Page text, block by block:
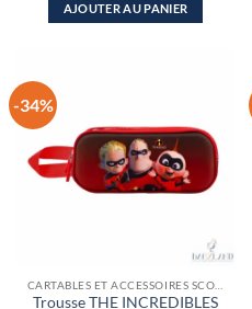
AJOUTER AU PANIER
-34%
Trousse THE INCREDIBLES